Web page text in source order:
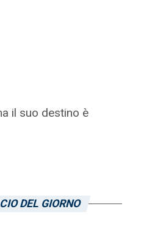
il suo destino è
DEL GIORNO